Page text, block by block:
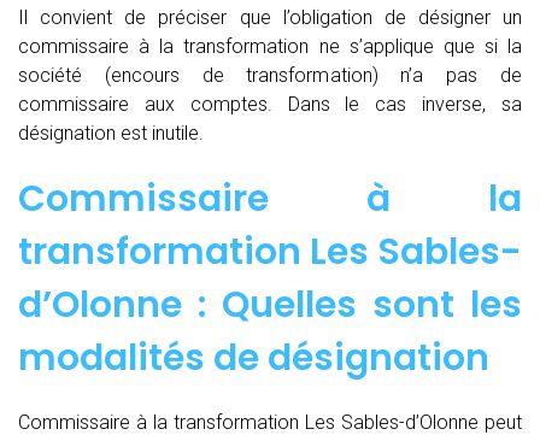
Il convient de préciser que l’obligation de désigner un
commissaire à la transformation ne s’applique que si la
société (encours de transformation) n’a pas de
commissaire aux comptes. Dans le cas inverse, sa
désignation est inutile.
Commissaire à la
transformation Les Sables-
d’Olonne : Quelles sont les
modalités de désignation
Commissaire à la transformation Les Sables-d’Olonne peut